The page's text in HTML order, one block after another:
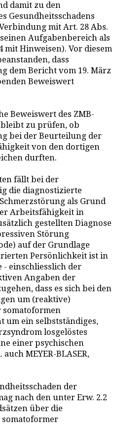
damit zu den
Gesundheitsschadens
mit Art. 28 Abs.
Aufgabenbereich als
mit Hinweisen). Vor diesem
dass
dem Bericht vom 19. März
Beweiswert
Beweiswert des ZMB-
bleibt zu prüfen, ob
bei der Beurteilung der
von den dortigen
durften.
fällt bei der
die diagnostizierte
als Grund
Arbeitsfähigkeit in
gestellten Diagnose
Störung
auf der Grundlage
Persönlichkeit ist in
einschliesslich der
Angaben der
dass es sich bei den
um (reaktive)
somatoformen
um ein selbstständiges,
losgelöstes
einer psychischen
MEYER-BLASER,
der
nach den unter Erw. 2.2
über die